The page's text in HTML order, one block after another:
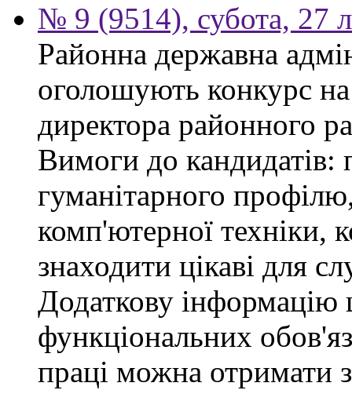
№ 9 (9514), субота, 27
Районна державна
оголошують конкурс
директора районного
Вимоги до кандидатів:
гуманітарного
комп'ютерної техніки,
знаходити цікаві для
Додаткову
функціональних
праці можна отримати